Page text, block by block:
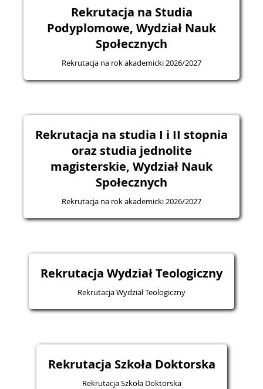
Rekrutacja na Studia
Podyplomowe, Wydział Nauk
Społecznych
Rekrutacja na rok akademicki 2026/2027
Rekrutacja na studia I i II stopnia
oraz studia jednolite
magisterskie, Wydział Nauk
Społecznych
Rekrutacja na rok akademicki 2026/2027
Rekrutacja Wydział Teologiczny
Rekrutacja Wydział Teologiczny
Rekrutacja Szkoła Doktorska
Rekrutacja Szkoła Doktorska